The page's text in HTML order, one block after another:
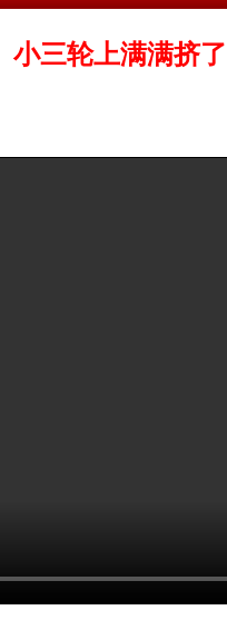
小三轮上满满挤